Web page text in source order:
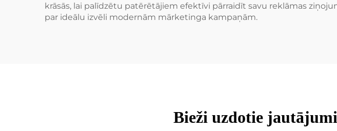
krāsās, lai palīdzētu patērētājiem efektīvi pārraidīt savu reklāmas
par ideālu izvēli modernām mārketinga kampaņām.
Bieži uzdotie